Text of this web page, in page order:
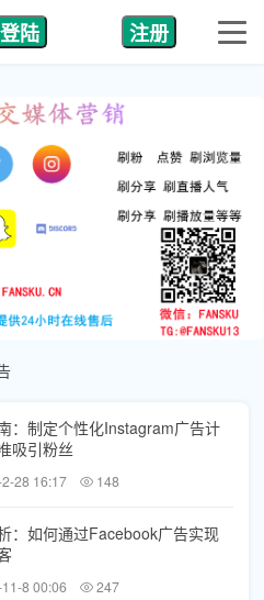
登陆 注册
：制定个性化Instagram广告计
吸引粉丝
28 16:17 148
：如何通过Facebook广告实现
8 00:06 247